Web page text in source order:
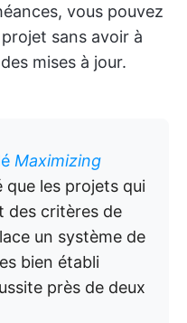
vous pouvez
sans avoir à
mises à jour.
Maximizing
que les projets qui
des critères de
un système de
bien établi
près de deux